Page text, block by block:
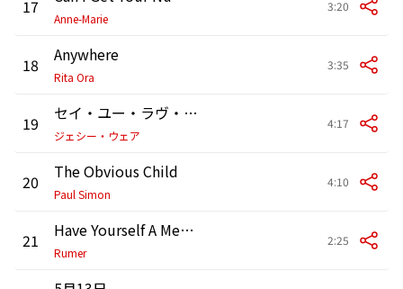
17
Anne-Marie
3:20
18 Anywhere
Rita Ora
3:35
19 セイ・ユー・ラヴ・ミー
ジェシー・ウェア
4:17
20 The Obvious Child
Paul Simon
4:10
21 Have Yourself A Merry Little Christmas
Rumer
2:25